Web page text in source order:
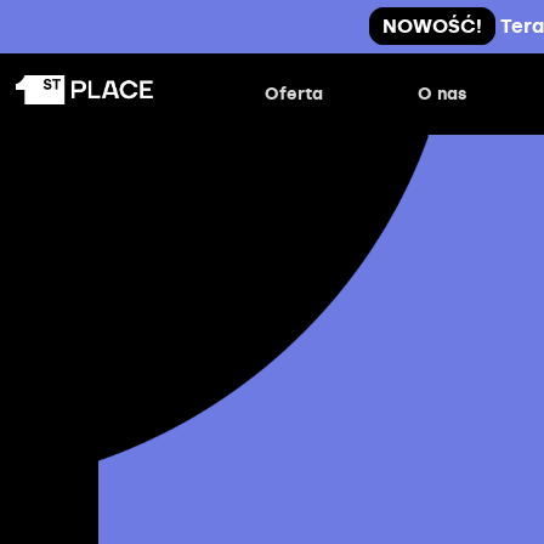
NOWOŚĆ!
Oferta O nas